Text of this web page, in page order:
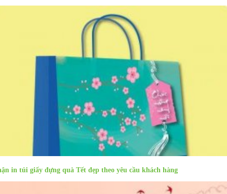
in túi giấy đựng quà Tết đẹp theo yêu cầu khách hàng